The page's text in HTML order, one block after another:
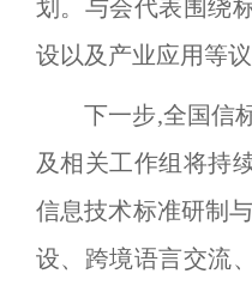
划。与会代表围绕
设以及产业应用等
下一步,全国信
及相关工作组将持
信息技术标准研制
设、跨境语言交流